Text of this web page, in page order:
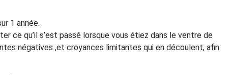
1 année.
ce qu’il s’est passé lorsque vous étiez dans le ventre de
négatives ,et croyances limitantes qui en découlent, afin